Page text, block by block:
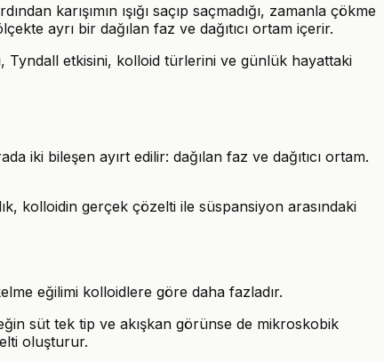
karışımın ışığı saçıp saçmadığı, zamanla çökme
ayrı bir dağılan faz ve dağıtıcı ortam içerir.
Tyndall etkisini, kolloid türlerini ve günlük hayattaki
iki bileşen ayırt edilir: dağılan faz ve dağıtıcı ortam.
kolloidin gerçek çözelti ile süspansiyon arasındaki
eğilimi kolloidlere göre daha fazladır.
süt tek tip ve akışkan görünse de mikroskobik
oluşturur.